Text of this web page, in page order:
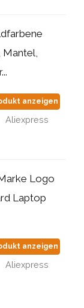
anzeigen
Aliexpress
Logo
Laptop
anzeigen
Aliexpress